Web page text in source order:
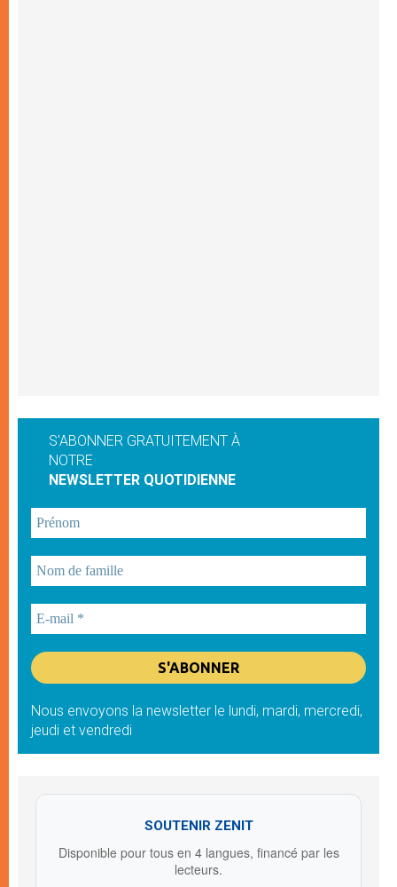
S'ABONNER GRATUITEMENT À
NOTRE
NEWSLETTER QUOTIDIENNE
Nous envoyons la newsletter le lundi, mardi, mercredi,
jeudi et vendredi
SOUTENIR ZENIT
Disponible pour tous en 4 langues, financé par les
lecteurs.